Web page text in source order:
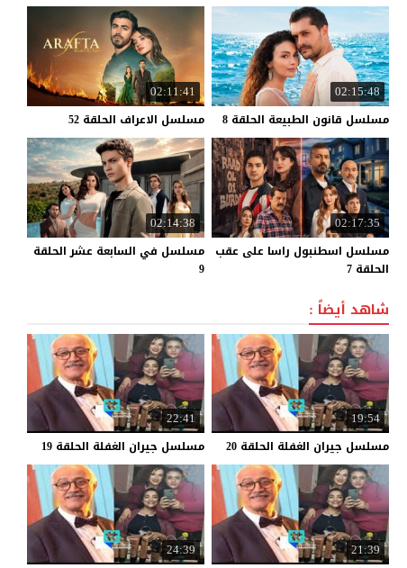
02:15:48
مسلسل قانون الطبيعة الحلقة 8
02:11:41
مسلسل الاعراف الحلقة 52
02:17:35
مسلسل اسطنبول راسا على عقب
الحلقة 7
02:14:38
مسلسل في السابعة عشر الحلقة
9
شاهد أيضاً :
19:54
مسلسل جيران الغفلة الحلقة 20
22:41
مسلسل جيران الغفلة الحلقة 19
21:39
24:39